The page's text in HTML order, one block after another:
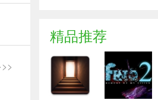
精品推荐